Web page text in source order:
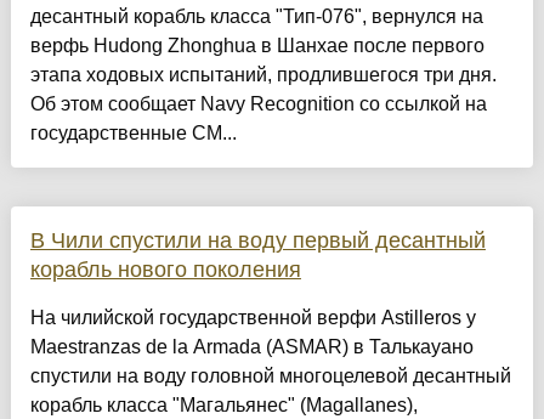
десантный корабль класса "Тип-076", вернулся на
верфь Hudong Zhonghua в Шанхае после первого
этапа ходовых испытаний, продлившегося три дня.
Об этом сообщает Navy Recognition со ссылкой на
государственные СМ...
В Чили спустили на воду первый десантный
корабль нового поколения
На чилийской государственной верфи Astilleros y
Maestranzas de la Armada (ASMAR) в Талькауано
спустили на воду головной многоцелевой десантный
корабль класса "Магальянес" (Magallanes),